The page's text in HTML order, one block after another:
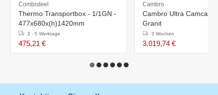
Combisteel
Thermo Transportbox - 1/1GN -
477x680x(h)1420mm
3 - 5 Werktage
475,21 €
Cambro
Cambro Ultra Camcart
Granit
3 Wochen
3.019,74 €